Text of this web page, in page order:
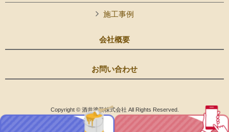
施工事例
会社概要
お問い合わせ
Copyright © 酒井塗装株式会社 All Rights Reserved.